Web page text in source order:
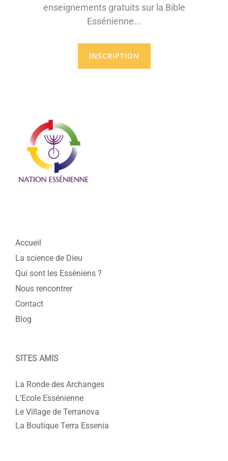
enseignements gratuits sur la Bible
Essénienne...
INSCRIPTION
Accueil
La science de Dieu
Qui sont les Esséniens ?
Nous rencontrer
Contact
Blog
SITES AMIS
La Ronde des Archanges
L’Ecole Essénienne
Le Village de Terranova
La Boutique Terra Essenia